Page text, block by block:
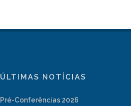
ÚLTIMAS NOTÍCIAS
Pré-Conferências 2026